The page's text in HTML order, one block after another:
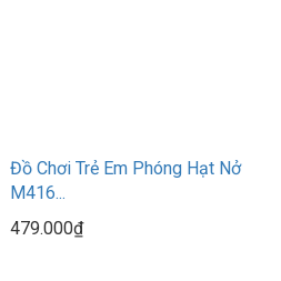
Đồ Chơi Trẻ Em Phóng Hạt Nở
M416...
479.000₫